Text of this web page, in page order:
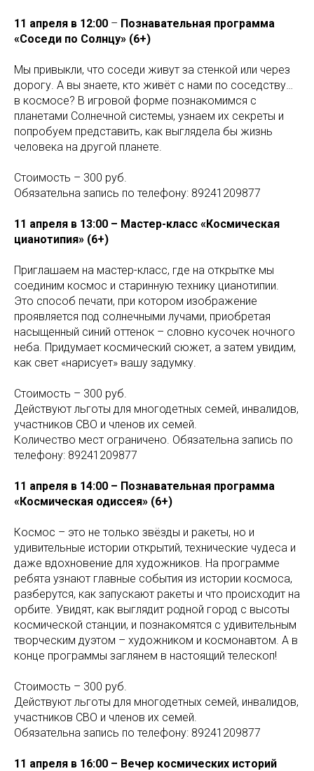
11 апреля в 12:00 – Познавательная программа
«Соседи по Солнцу» (6+)
Мы привыкли, что соседи живут за стенкой или через
дорогу. А вы знаете, кто живёт с нами по соседству…
в космосе? В игровой форме познакомимся с
планетами Солнечной системы, узнаем их секреты и
попробуем представить, как выглядела бы жизнь
человека на другой планете.
Стоимость – 300 руб.
Обязательна запись по телефону: 89241209877
11 апреля в 13:00 – Мастер-класс «Космическая
цианотипия» (6+)
Приглашаем на мастер-класс, где на открытке мы
соединим космос и старинную технику цианотипии.
Это способ печати, при котором изображение
проявляется под солнечными лучами, приобретая
насыщенный синий оттенок – словно кусочек ночного
неба. Придумает космический сюжет, а затем увидим,
как свет «нарисует» вашу задумку.
Стоимость – 300 руб.
Действуют льготы для многодетных семей, инвалидов,
участников СВО и членов их семей.
Количество мест ограничено. Обязательна запись по
телефону: 89241209877
11 апреля в 14:00 – Познавательная программа
«Космическая одиссея» (6+)
Космос – это не только звёзды и ракеты, но и
удивительные истории открытий, технические чудеса и
даже вдохновение для художников. На программе
ребята узнают главные события из истории космоса,
разберутся, как запускают ракеты и что происходит на
орбите. Увидят, как выглядит родной город с высоты
космической станции, и познакомятся с удивительным
творческим дуэтом – художником и космонавтом. А в
конце программы заглянем в настоящий телескоп!
Стоимость – 300 руб.
Действуют льготы для многодетных семей, инвалидов,
участников СВО и членов их семей.
Обязательна запись по телефону: 89241209877
11 апреля в 16:00 – Вечер космических историй